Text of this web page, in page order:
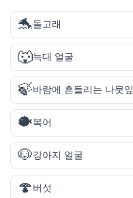
🐬돌고래
🐺늑대 얼굴
🍃바람에 흔들리는 나뭇잎
🐡복어
🐶강아지 얼굴
🍄버섯